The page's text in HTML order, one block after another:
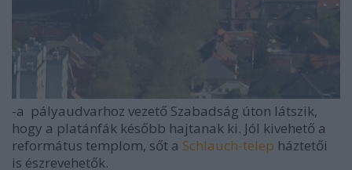
-a pályaudvarhoz vezető Szabadság úton látszik,
hogy a platánfák később hajtanak ki. Jól kivehető a
református templom, sőt a Schlauch-telep háztetői
is észrevehetők.